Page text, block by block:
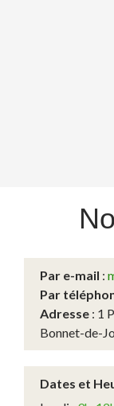
Par e-mail :
Par
Adresse : 1
Bonnet-de-
Dates et